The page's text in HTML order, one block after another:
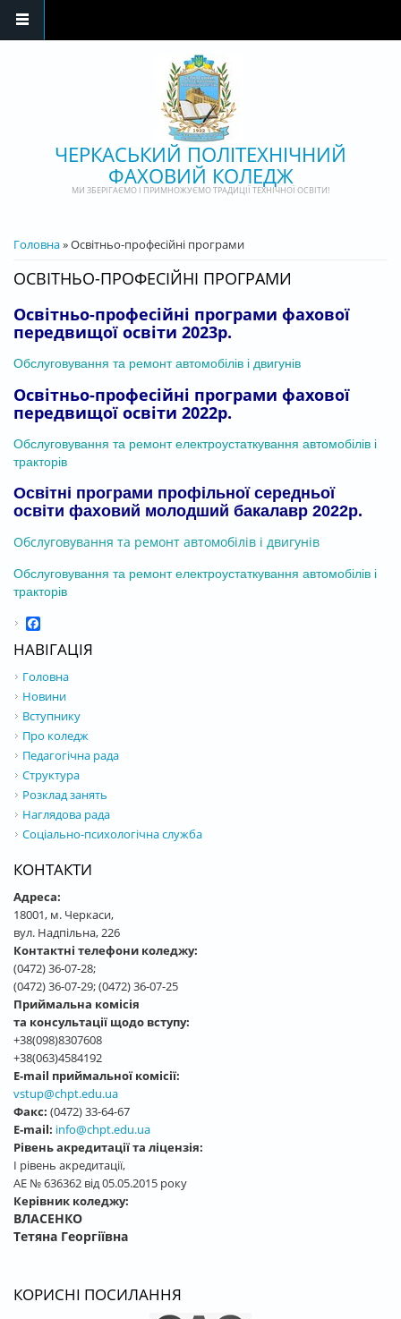
ЧЕРКАСЬКИЙ ПОЛІТЕХНІЧНИЙ
ФАХОВИЙ КОЛЕДЖ
МИ ЗБЕРІГАЄМО І ПРИМНОЖУЄМО ТРАДИЦІЇ ТЕХНІЧНОЇ ОСВІТИ!
ВИ Є ТУТ
Головна» ​Освітньо-професійні програми
​ОСВІТНЬО-ПРОФЕСІЙНІ ПРОГРАМИ
Освітньо-професійні програми фахової
передвищої освіти 2023р.
Обслуговування та ремонт автомобілів і двигунів
Освітньо-професійні програми фахової
передвищої освіти 2022р.
Обслуговування та ремонт електроустаткування автомобілів і
тракторів
Освітні програми профільної середньої
освіти фаховий молодший бакалавр 2022р.
Обслуговування та ремонт автомобілів і двигунів
Обслуговування та ремонт електроустаткування автомобілів і
тракторів
НАВІГАЦІЯ
Головна
Новини
Вступнику
Про коледж
Педагогічна рада
Структура
Розклад занять
Наглядова рада
Соціально-психологічна служба
КОНТАКТИ
Адреса:
18001, м. Черкаси,
вул. Надпільна, 226
Контактні телефони коледжу:
(0472) 36-07-28;
(0472) 36-07-29; (0472) 36-07-25
Приймальна комісія
та консультації щодо вступу:
+38(098)8307608
+38(063)4584192
E-mail приймальної комісії:
vstup@chpt.edu.ua
Факс: (0472) 33-64-67
E-mail: info@chpt.edu.ua
Рівень акредитації та ліцензія:
І рівень акредитації,
АЕ № 636362 від 05.05.2015 року
Керівник коледжу:
ВЛАСЕНКО
Тетяна Георгіївна
КОРИСНІ ПОСИЛАННЯ